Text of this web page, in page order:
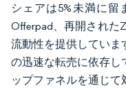
シェアは5%未満に留
Offerpad、再開された
流動性を提供していま
の迅速な転売に依存し
ップファネルを通じ